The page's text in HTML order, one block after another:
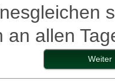
an allen
Weiter